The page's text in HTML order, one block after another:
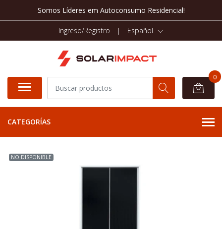
Somos Líderes em Autoconsumo Residencial!
Ingreso/Registro | Español
0
CATEGORÍAS
NO DISPONIBLE